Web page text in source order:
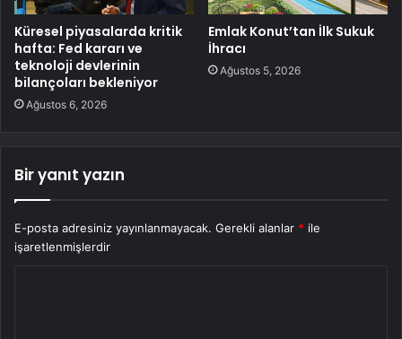
Küresel piyasalarda kritik
hafta: Fed kararı ve
teknoloji devlerinin
bilançoları bekleniyor
Ağustos 6, 2026
Emlak Konut’tan İlk Sukuk
İhracı
Ağustos 5, 2026
Bir yanıt yazın
E-posta adresiniz yayınlanmayacak. Gerekli alanlar * ile
işaretlenmişlerdir